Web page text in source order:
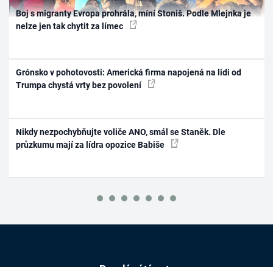
Boj s migranty Evropa prohrála, míní Stoniš. Podle Mlejnka je
nelze jen tak chytit za límec
Grónsko v pohotovosti: Americká firma napojená na lidi od
Trumpa chystá vrty bez povolení
Nikdy nezpochybňujte voliče ANO, smál se Staněk. Dle
průzkumu mají za lídra opozice Babiše